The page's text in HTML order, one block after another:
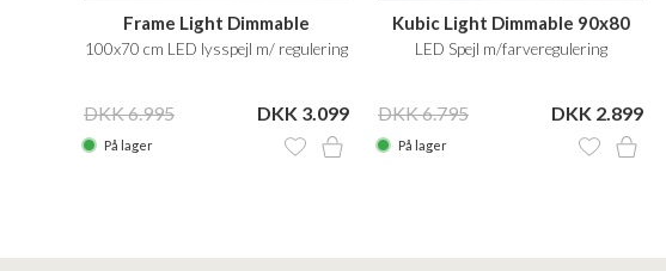
Frame Light Dimmable
100x70 cm LED lysspejl m/ regulering
DKK 6.995 DKK 3.099
På lager
Kubic Light Dimmable 90x80
LED Spejl m/farveregulering
DKK 6.795 DKK 2.899
På lager